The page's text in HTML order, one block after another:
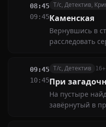
мужчине ей
фамилия —
08:45
09:45
Т/с, Детектив,
Каменская
Вернувшись в
расследовать
Майор
снова
09:45
10:45
Т/с, Детектив 16+
При
На пустыре
завёрнутый в